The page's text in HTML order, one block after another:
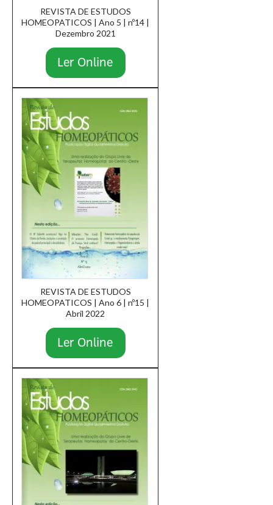
REVISTA DE ESTUDOS
HOMEOPATICOS | Ano 5 | nº14 |
Dezembro 2021
Ler Online
REVISTA DE ESTUDOS
HOMEOPATICOS | Ano 6 | nº15 |
Abril 2022
Ler Online